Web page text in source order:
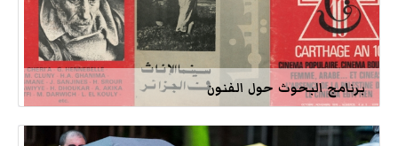
برنامج البحوث حول الفنون